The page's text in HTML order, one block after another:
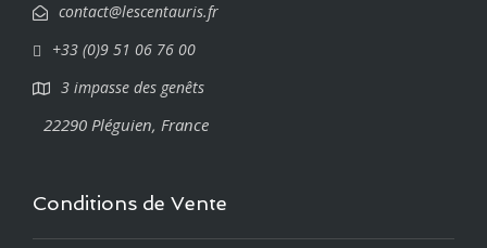
contact@lescentauris.fr
+33 (0)9 51 06 76 00
3 impasse des genêts
22290 Pléguien, France
Conditions de Vente